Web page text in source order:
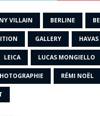
VILLAIN BERLINE
GALLERY HAVAS
LEICA LUCAS MONGIELLO
RÉMI NOËL